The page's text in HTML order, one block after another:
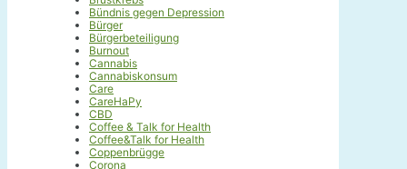
Bündnis gegen Depression
Bürger
Bürgerbeteiligung
Burnout
Cannabis
Cannabiskonsum
Care
CareHaPy
CBD
Coffee & Talk for Health
Coffee&Talk for Health
Coppenbrügge
Corona